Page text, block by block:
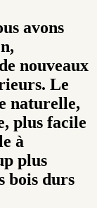
avons
nouveaux
Le
naturelle,
plus facile
à
plus
bois durs